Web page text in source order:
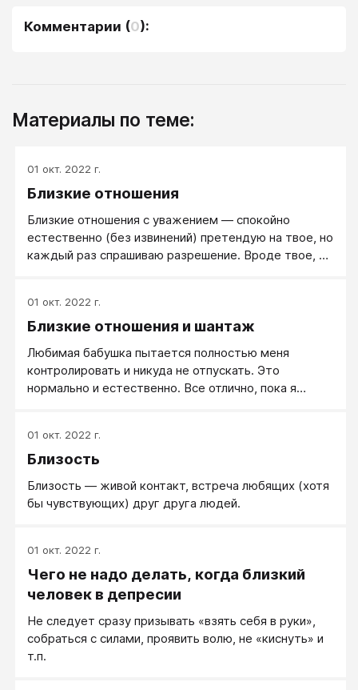
Комментарии (0):
Материалы по теме:
01 окт. 2022 г.
Близкие отношения
Близкие отношения с уважением — спокойно
естественно (без извинений) претендую на твое, но
каждый раз спрашиваю разрешение. Вроде твое, но
убивает желание.
01 окт. 2022 г.
Близкие отношения и шантаж
Любимая бабушка пытается полностью меня
контролировать и никуда не отпускать. Это
нормально и естественно. Все отлично, пока я
01 окт. 2022 г.
Близость
Близость — живой контакт, встреча любящих (хотя
бы чувствующих) друг друга людей.
01 окт. 2022 г.
Чего не надо делать, когда близкий
человек в депресии
Не следует сразу призывать «взять себя в руки»,
собраться с силами, проявить волю, не «киснуть» и
т.п.